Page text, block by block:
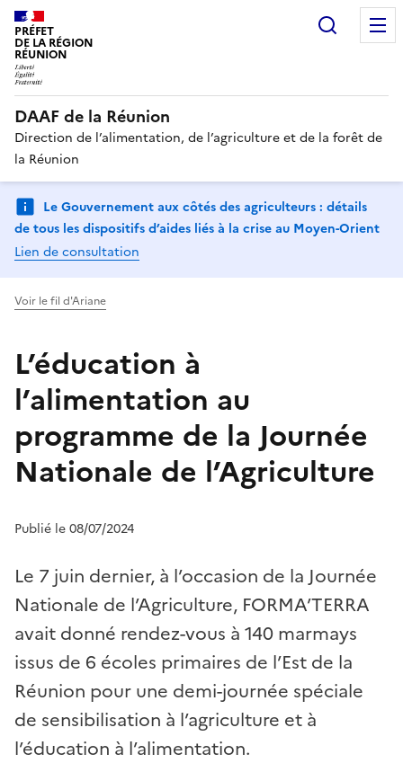
PRÉFET
DE LA RÉGION
RÉUNION
DAAF de la Réunion
Direction de l’alimentation, de l’agriculture et de la forêt de
la Réunion
Le Gouvernement aux côtés des agriculteurs : détails
de tous les dispositifs d’aides liés à la crise au Moyen-Orient
Lien de consultation
Voir le fil d'Ariane
L’éducation à
l’alimentation au
programme de la Journée
Nationale de l’Agriculture
Publié le 08/07/2024
Le 7 juin dernier, à l’occasion de la Journée
Nationale de l’Agriculture, FORMA’TERRA
avait donné rendez-vous à 140 marmays
issus de 6 écoles primaires de l’Est de la
Réunion pour une demi-journée spéciale
de sensibilisation à l’agriculture et à
l’éducation à l’alimentation.